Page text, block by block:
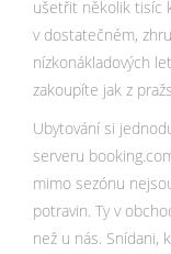
ušetřit několik tisíc
v dostatečném,
nízkonákladových
zakoupíte jak z
Ubytování si
serveru
mimo sezónu
potravin. Ty v
než u nás. Snídani,